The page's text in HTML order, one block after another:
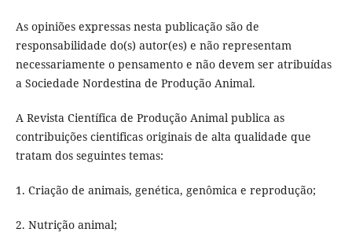
As opiniões expressas nesta publicação são de
responsabilidade do(s) autor(es) e não representam
necessariamente o pensamento e não devem ser atribuídas
a Sociedade Nordestina de Produção Animal.
A Revista Científica de Produção Animal publica as
contribuições cientificas originais de alta qualidade que
tratam dos seguintes temas:
1. Criação de animais, genética, genômica e reprodução;
2. Nutrição animal;